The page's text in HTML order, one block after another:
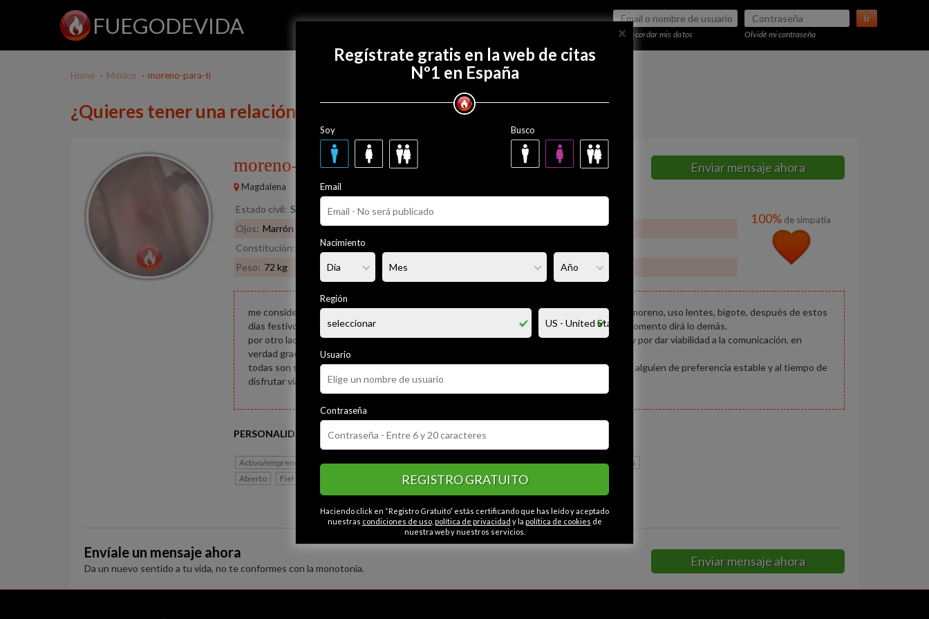
FUEGODEVIDA Ir
Recordar mis datos Olvidé mi contraseña
Regístrate gratis
Home México moreno-para-ti
¿Quieres tener una relación con moreno-para-ti?
moreno-para-ti 53 años
Magdalena
Enviar mensaje ahora
Estado civil: Soltero
Ojos: Marrón Pelo: Moreno
Constitución:
Normal
Peso: 72 kg
100% de simpatía
me considero normal, alegre, mucho de contacto, la verdad me encanta ser seducido, soy moreno, uso lentes, bigote, después de estos
días festivos un poco de panchita ji ji, y no tengo inconveniente por conocer y admirar el momento dirá lo demás.
por otro lado agradecer y disculparme a quienes han tomado tiempo para escribirme, estoy por dar viabilidad a la comunicación. en
verdad gracias.
todas son seductoras, sabes me encanta enseñar y aprender juntos, disfrutar y encontrar alguien de preferencia estable y al tiempo de
disfrutar viajar para perdernos en lugares y en nuestros cuerpos.
PERSONALIDAD
Activo/emprendedor Cariñoso Educado Extrovertido
Espontáneo
Abierto
Fiel
Contactos en Magdalena
Envíale un mensaje ahora
Da un nuevo sentido a tu vida, no te conformes con la monotonía. Enviar mensaje ahora
×
Regístrate gratis en la web de citas
Nº1 en España
Soy Busco
Email
Nacimiento
Región
Usuario
Contraseña
REGISTRO GRATUITO
Haciendo click en “Registro Gratuito” estás certificando que has leído y aceptado
nuestras condiciones de uso, política de privacidad y la política de cookies de
nuestra web y nuestros servicios.